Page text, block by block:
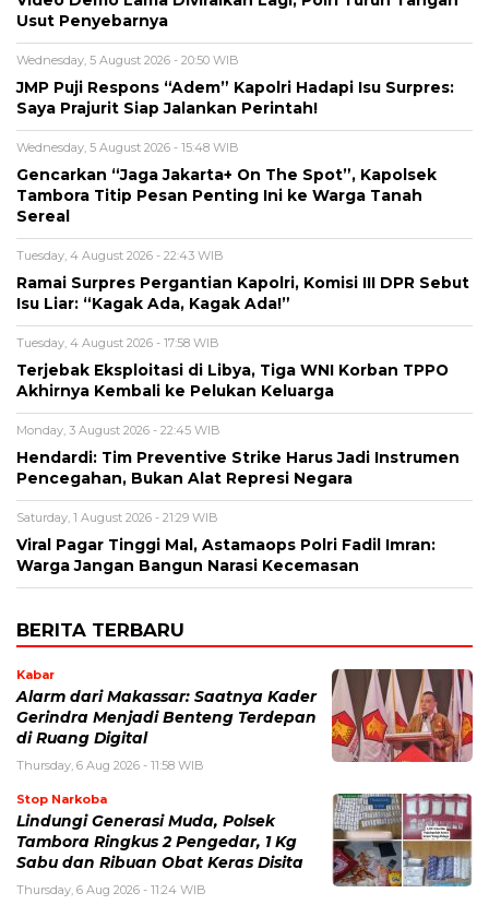
Usut Penyebarnya
Wednesday, 5 August 2026 - 20:50 WIB
JMP Puji Respons “Adem” Kapolri Hadapi Isu Surpres:
Saya Prajurit Siap Jalankan Perintah!
Wednesday, 5 August 2026 - 15:48 WIB
Gencarkan “Jaga Jakarta+ On The Spot”, Kapolsek
Tambora Titip Pesan Penting Ini ke Warga Tanah
Sereal
Tuesday, 4 August 2026 - 22:43 WIB
Ramai Surpres Pergantian Kapolri, Komisi III DPR Sebut
Isu Liar: “Kagak Ada, Kagak Ada!”
Tuesday, 4 August 2026 - 17:58 WIB
Terjebak Eksploitasi di Libya, Tiga WNI Korban TPPO
Akhirnya Kembali ke Pelukan Keluarga
Monday, 3 August 2026 - 22:45 WIB
Hendardi: Tim Preventive Strike Harus Jadi Instrumen
Pencegahan, Bukan Alat Represi Negara
Saturday, 1 August 2026 - 21:29 WIB
Viral Pagar Tinggi Mal, Astamaops Polri Fadil Imran:
Warga Jangan Bangun Narasi Kecemasan
BERITA TERBARU
Kabar
Alarm dari Makassar: Saatnya Kader
Gerindra Menjadi Benteng Terdepan
di Ruang Digital
Thursday, 6 Aug 2026 - 11:58 WIB
Stop Narkoba
Lindungi Generasi Muda, Polsek
Tambora Ringkus 2 Pengedar, 1 Kg
Sabu dan Ribuan Obat Keras Disita
Thursday, 6 Aug 2026 - 11:24 WIB